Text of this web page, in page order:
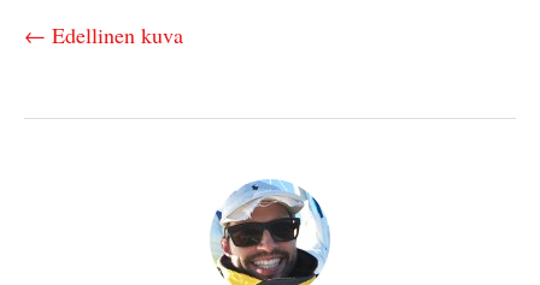
← Edellinen kuva